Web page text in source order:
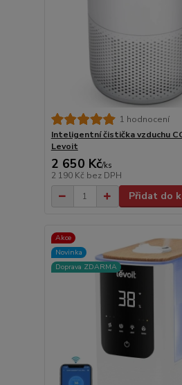
1 hodnocení
Inteligentní čistička vzduchu
Levoit
2 650 Kč/ks
2 190 Kč bez DPH
Přidat do
Akce
Novinka
Doprava ZDARMA